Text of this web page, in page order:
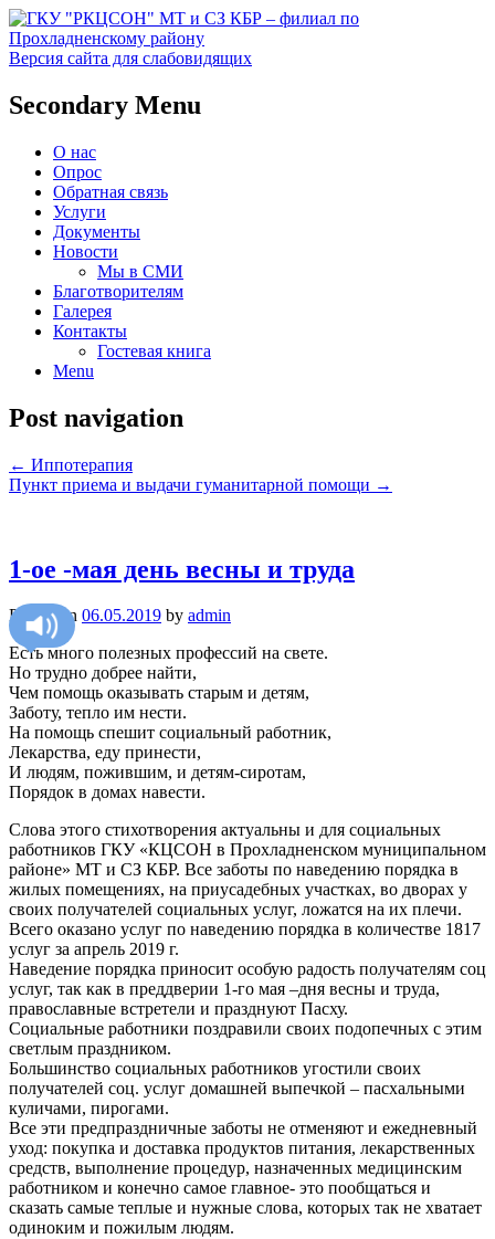
ГКУ "РКЦСОН" МТ и СЗ
КБР – филиал по
Прохладненскому району
Прохладненском районе
Версия сайта для слабовидящих
Secondary Menu
О нас
Опрос
Обратная связь
Услуги
Документы
Новости
Мы в СМИ
Благотворителям
Галерея
Контакты
Гостевая книга
Menu
Post navigation
← Иппотерапия
Пункт приема и выдачи гуманитарной помощи →
1-ое -мая день весны и труда
Posted on 06.05.2019 by admin
Есть много полезных профессий на свете.
Но трудно добрее найти,
Чем помощь оказывать старым и детям,
Заботу, тепло им нести.
На помощь спешит социальный работник,
Лекарства, еду принести,
И людям, пожившим, и детям-сиротам,
Порядок в домах навести.
Слова этого стихотворения актуальны и для социальных
работников ГКУ «КЦСОН в Прохладненском муниципальном
районе» МТ и СЗ КБР. Все заботы по наведению порядка в
жилых помещениях, на приусадебных участках, во дворах у
своих получателей социальных услуг, ложатся на их плечи.
Всего оказано услуг по наведению порядка в количестве 1817
услуг за апрель 2019 г.
Наведение порядка приносит особую радость получателям соц
услуг, так как в преддверии 1-го мая –дня весны и труда,
православные встретели и празднуют Пасху.
Социальные работники поздравили своих подопечных с этим
светлым праздником.
Большинство социальных работников угостили своих
получателей соц. услуг домашней выпечкой – пасхальными
куличами, пирогами.
Все эти предпраздничные заботы не отменяют и ежедневный
уход: покупка и доставка продуктов питания, лекарственных
средств, выполнение процедур, назначенных медицинским
работником и конечно самое главное- это пообщаться и
сказать самые теплые и нужные слова, которых так не хватает
одиноким и пожилым людям.